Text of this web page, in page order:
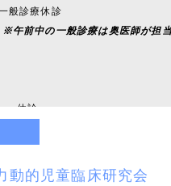
診療休診
※午前中の一般診療は奥医師が担
休診
いいたします。
知らせ
動的児童臨床研究会